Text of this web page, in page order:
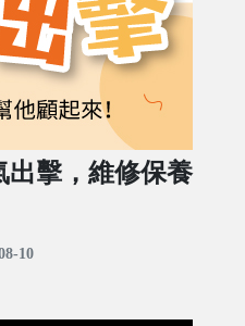
出擊，維修保養
10